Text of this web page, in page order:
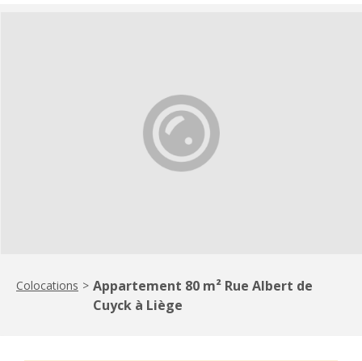
Colocations > Appartement 80 m² Rue Albert de
Cuyck à Liège